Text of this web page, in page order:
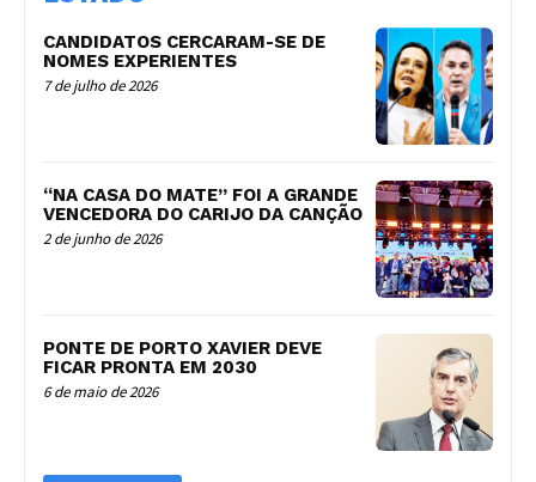
CANDIDATOS CERCARAM-SE DE
NOMES EXPERIENTES
7 de julho de 2026
“NA CASA DO MATE” FOI A GRANDE
VENCEDORA DO CARIJO DA CANÇÃO
2 de junho de 2026
PONTE DE PORTO XAVIER DEVE
FICAR PRONTA EM 2030
6 de maio de 2026